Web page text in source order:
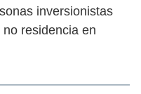
inversionistas
residencia en